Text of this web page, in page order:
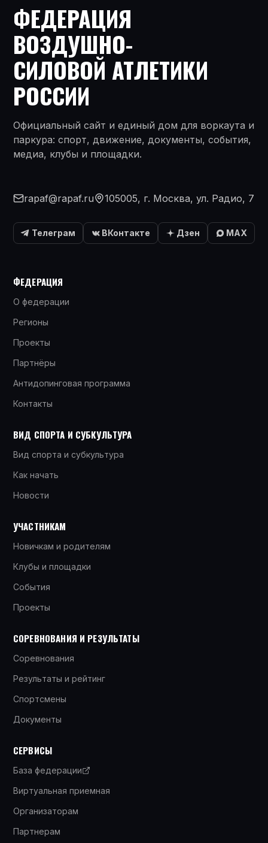
ФЕДЕРАЦИЯ
ВОЗДУШНО-
СИЛОВОЙ АТЛЕТИКИ
РОССИИ
Официальный сайт и единый дом для воркаута и
паркура: спорт, движение, документы, события,
медиа, клубы и площадки.
rapaf@rapaf.ru 105005, г. Москва, ул. Радио, 7
Телеграм ВКонтакте Дзен MAX
ФЕДЕРАЦИЯ
О федерации
Регионы
Проекты
Партнёры
Антидопинговая программа
Контакты
ВИД СПОРТА И СУБКУЛЬТУРА
Вид спорта и субкультура
Как начать
Новости
УЧАСТНИКАМ
Новичкам и родителям
Клубы и площадки
События
Проекты
СОРЕВНОВАНИЯ И РЕЗУЛЬТАТЫ
Соревнования
Результаты и рейтинг
Спортсмены
Документы
СЕРВИСЫ
База федерации
Виртуальная приемная
Организаторам
Партнерам